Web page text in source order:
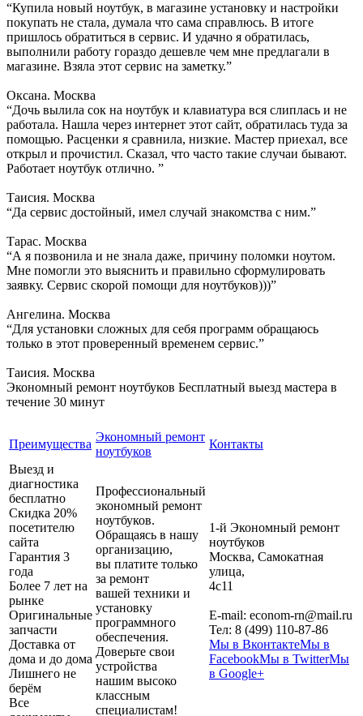
“Купила новый ноутбук, в магазине установку и настройки
покупать не стала, думала что сама справлюсь. В итоге
пришлось обратиться в сервис. И удачно я обратилась,
выполнили работу гораздо дешевле чем мне предлагали в
магазине. Взяла этот сервис на заметку.”
Оксана. Москва
“Дочь вылила сок на ноутбук и клавиатура вся слиплась и не
работала. Нашла через интернет этот сайт, обратилась туда за
помощью. Расценки я сравнила, низкие. Мастер приехал, все
открыл и прочистил. Сказал, что часто такие случаи бывают.
Работает ноутбук отлично. ”
Таисия. Москва
“Да сервис достойный, имел случай знакомства с ним.”
Тарас. Москва
“А я позвонила и не знала даже, причину поломки ноутом.
Мне помогли это выяснить и правильно сформулировать
заявку. Сервис скорой помощи для ноутбуков)))”
Ангелина. Москва
“Для установки сложных для себя программ обращаюсь
только в этот проверенный временем сервис.”
Таисия. Москва
Экономный ремонт ноутбуков Бесплатный выезд мастера в
течение 30 минут
Преимущества
Экономный ремонт
ноутбуков
Контакты
Выезд и
диагностика
бесплатно
Скидка 20%
посетителю
сайта
Гарантия 3
года
Более 7 лет на
рынке
Оригинальные
запчасти
Доставка от
дома и до дома
Лишнего не
берём
Все
Профессиональный
экономный ремонт
ноутбуков.
Обращаясь в нашу
организацию,
вы платите только
за ремонт
вашей техники и
установку
программного
обеспечения.
Доверьте свои
устройства
нашим высоко
классным
специалистам!
1-й Экономный ремонт
ноутбуков
Москва, Самокатная
улица,
4с11
E-mail: econom-rn@mail.ru
Тел: 8 (499) 110-87-86
Мы в ВконтактеМы в
FacebookМы в TwitterМы
в Google+